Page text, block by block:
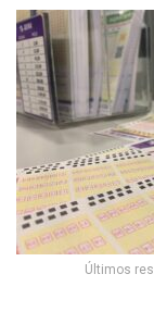
Últimos